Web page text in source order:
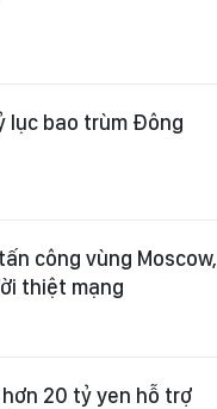
lục bao trùm Đông
công vùng Moscow,
thiệt mạng
20 tỷ yen hỗ trợ